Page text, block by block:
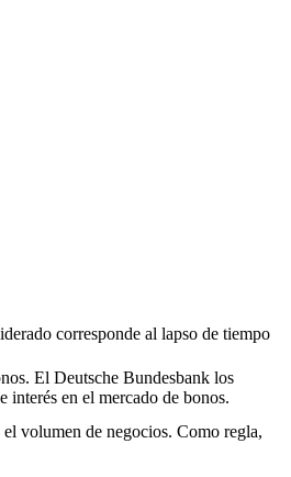
corresponde al lapso de tiempo
El Deutsche Bundesbank los
en el mercado de bonos.
volumen de negocios. Como regla,